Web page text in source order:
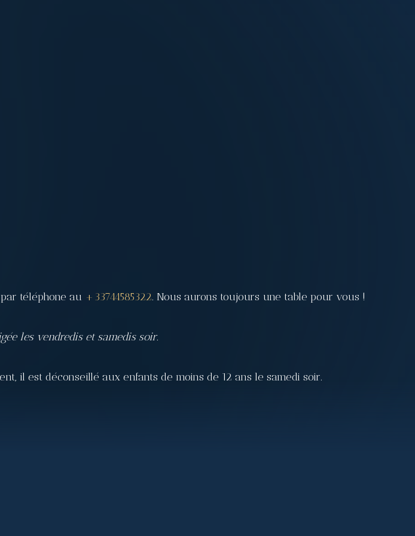
téléphone au +33744585322. Nous aurons toujours une table pour vous !
les vendredis et samedis soir.
il est déconseillé aux enfants de moins de 12 ans le samedi soir.